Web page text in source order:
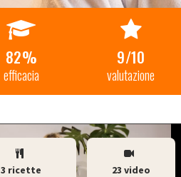
82%
efficacia
9/10
valutazione
3 ricette 23 video